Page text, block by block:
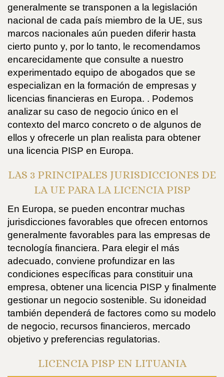
generalmente se transponen a la legislación
nacional de cada país miembro de la UE, sus
marcos nacionales aún pueden diferir hasta
cierto punto y, por lo tanto, le recomendamos
encarecidamente que consulte a nuestro
experimentado equipo de abogados que se
especializan en la formación de empresas y
licencias financieras en Europa. . Podemos
analizar su caso de negocio único en el
contexto del marco concreto o de algunos de
ellos y ofrecerle un plan realista para obtener
una licencia PISP en Europa.
LAS 3 PRINCIPALES JURISDICCIONES DE
LA UE PARA LA LICENCIA PISP
En Europa, se pueden encontrar muchas
jurisdicciones favorables que ofrecen entornos
generalmente favorables para las empresas de
tecnología financiera. Para elegir el más
adecuado, conviene profundizar en las
condiciones específicas para constituir una
empresa, obtener una licencia PISP y finalmente
gestionar un negocio sostenible. Su idoneidad
también dependerá de factores como su modelo
de negocio, recursos financieros, mercado
objetivo y preferencias regulatorias.
LICENCIA PISP EN LITUANIA